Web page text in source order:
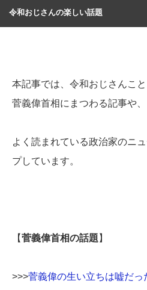
令和おじさんの楽しい話題
本記事では、令和おじさんこ
菅義偉首相にまつわる記事や、
よく読まれている政治家のニ
プしています。
【菅義偉首相の話題 】
>>>菅義偉の生い立ちは嘘だっ